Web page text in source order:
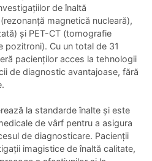
de înaltă
magnetică nucleară),
și PET-CT (tomografie
pozitroni). Cu un total de 31
pacienților acces la tehnologii
de diagnostic avantajoase, fără
la standarde înalte și este
de vârf pentru a asigura
de diagnosticare. Pacienții
imagistice de înaltă calitate,